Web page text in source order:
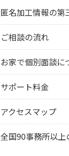
匿名加工情報の第
ご相談の流れ
お家で個別面談に
サポート料金
アクセスマップ
全国90事務所以上